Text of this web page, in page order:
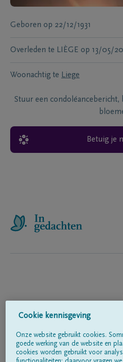
Geboren op 22/12/1931
Overleden te LIÈGE op 13/05/
Woonachtig te Liege
Stuur een condoléancebericht,
Betuig je
Volg ons op
Cookie kennisgeving
Onze website gebruikt cookies.
goede werking van de website en
cookies worden gebruikt voor